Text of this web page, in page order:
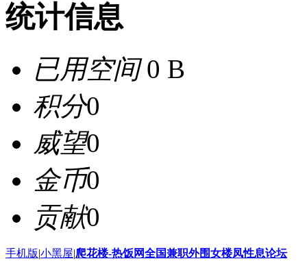
统计信息
已用空间0 B
积分0
威望0
金币0
贡献0
手机版|小黑屋|爬花楼-热饭网全国兼职外围女楼凤性息论坛